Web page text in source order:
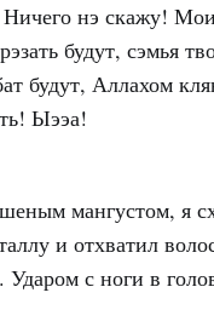
нэ скажу!
будут, сэмья
будут, Аллахом
Ыээа!
мангустом, я
и отхватил
Ударом с ноги в